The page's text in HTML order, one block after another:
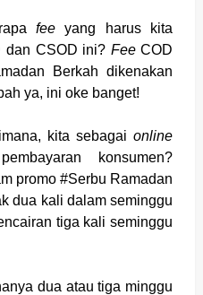
fee yang harus kita
dan CSOD ini? FeeCOD
Berkah dikenakan
ya, ini oke banget!
kita sebagaionline
konsumen?
promo #Serbu Ramadan
dua kali dalam seminggu
tiga kali seminggu
dua atau tiga minggu